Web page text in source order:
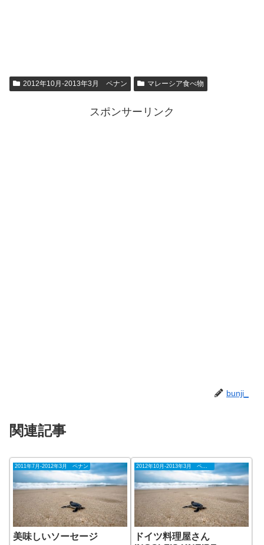
2012年10月-2013年3月 ペナン マレーシア食べ物
スポンサーリンク
bunji_
関連記事
2011年7月-2012年3月 ペナン
美味しいソーセージ
2012年10月-2013年3月 ペナン
ドイツ料理屋さん